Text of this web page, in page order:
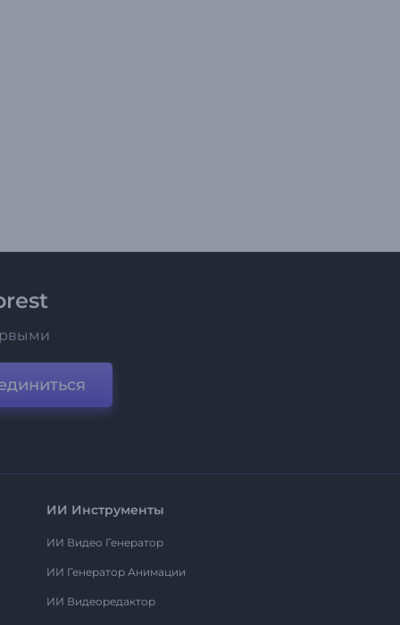
ИИ Инструменты
ИИ Видео Генератор
ИИ Генератор Анимации
ИИ Видеоредактор